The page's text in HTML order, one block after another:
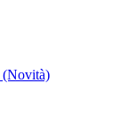
(Novità)